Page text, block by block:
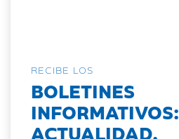
RECIBE LOS
BOLETINES
INFORMATIVOS:
ACTUALIDAD,